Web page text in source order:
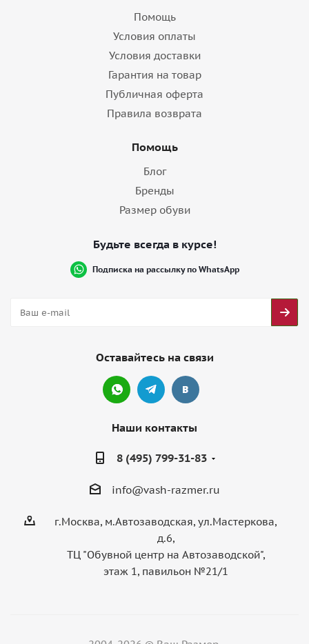
Помощь
Условия оплаты
Условия доставки
Гарантия на товар
Публичная оферта
Правила возврата
Помощь
Блог
Бренды
Размер обуви
Будьте всегда в курсе!
Подписка на рассылку по WhatsApp
Оставайтесь на связи
Наши контакты
8 (495) 799-31-83
info@vash-razmer.ru
г.Москва, м.Автозаводская, ул.Мастеркова,
д.6,
ТЦ "Обувной центр на Автозаводской",
этаж 1, павильон №21/1